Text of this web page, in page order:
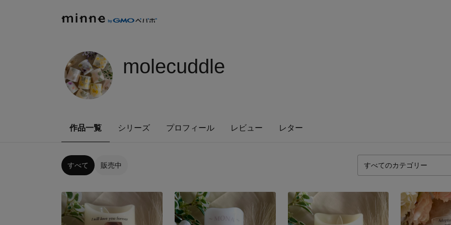
molecuddle
作品一覧 シリーズ プロフィール レビュー レター
すべて 販売中